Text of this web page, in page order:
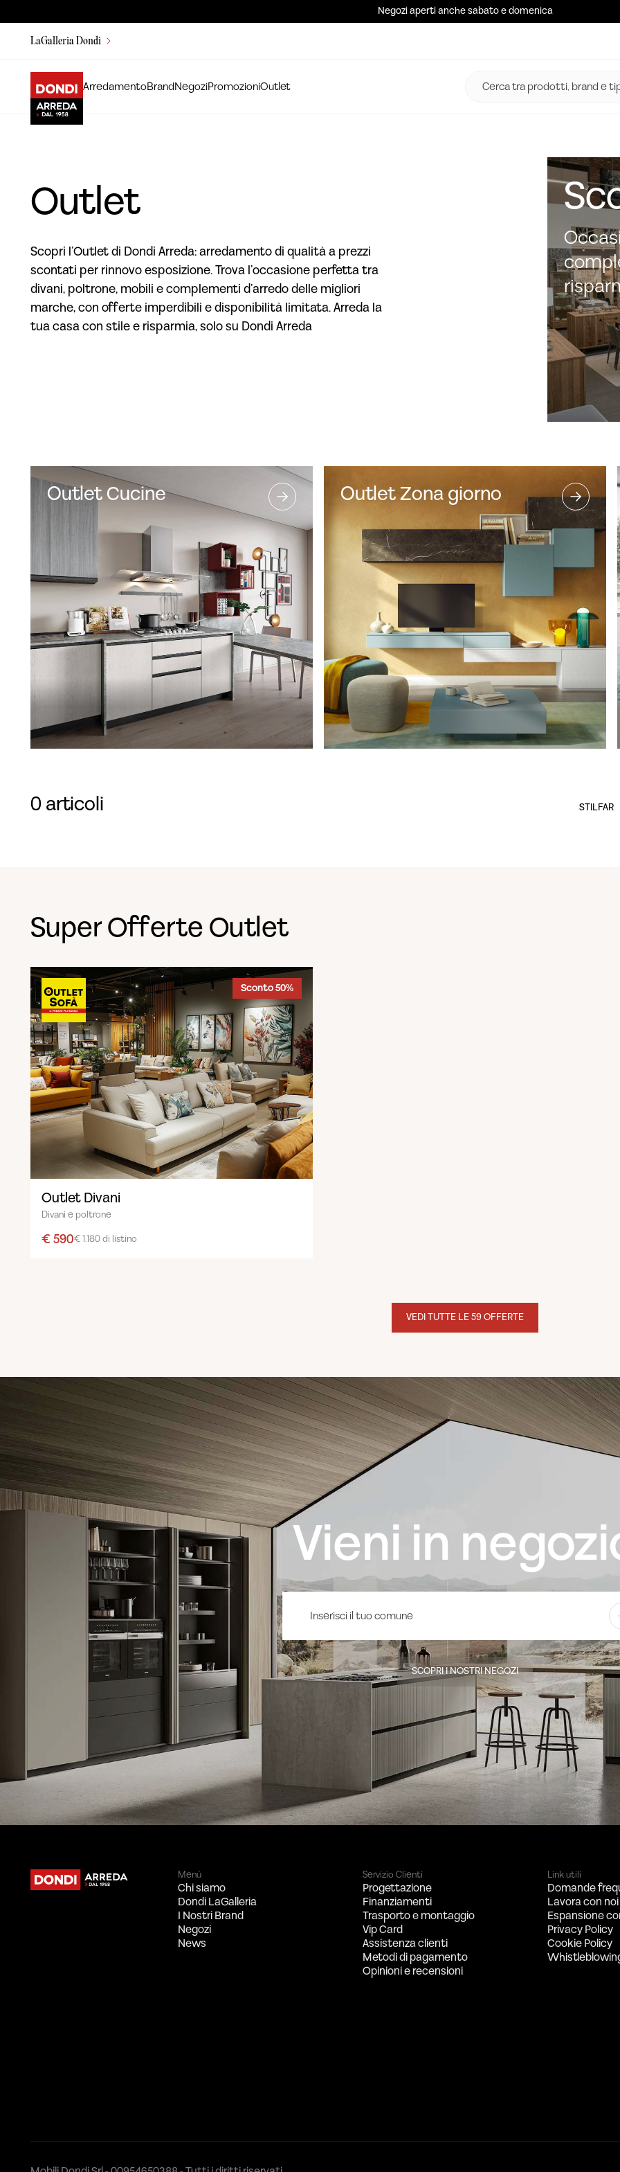
Negozi aperti anche sabato e domenica
LaGalleria Dondi
ArredamentoBrandNegoziPromozioniOutlet
Outlet
Scopri l’Outlet di Dondi Arreda: arredamento di qualità a prezzi
scontati per rinnovo esposizione. Trova l’occasione perfetta tra
divani, poltrone, mobili e complementi d’arredo delle migliori
marche, con offerte imperdibili e disponibilità limitata. Arreda la
tua casa con stile e risparmia, solo su Dondi Arreda
Outlet Cucine Outlet Zona giorno
0 articoli STILFAR
Super Offerte Outlet
Sconto 50%
Outlet Divani
Divani e poltrone
€ 590€ 1.180 di listino
VEDI TUTTE LE 59 OFFERTE
Vieni in
SCOPRI I NOSTRI NEGOZI
Menù
Chi siamo
Dondi LaGalleria
I Nostri Brand
Negozi
News
Servizio Clienti
Progettazione
Finanziamenti
Trasporto e montaggio
Vip Card
Assistenza clienti
Metodi di pagamento
Opinioni e recensioni
Link utili
Domande
Lavora con noi
Espansione
Privacy Policy
Cookie Policy